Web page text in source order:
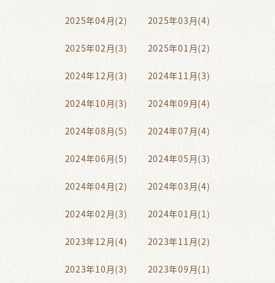
2025年04月(2) 2025年03月(4)
2025年02月(3) 2025年01月(2)
2024年12月(3) 2024年11月(3)
2024年10月(3) 2024年09月(4)
2024年08月(5) 2024年07月(4)
2024年06月(5) 2024年05月(3)
2024年04月(2) 2024年03月(4)
2024年02月(3) 2024年01月(1)
2023年12月(4) 2023年11月(2)
2023年10月(3) 2023年09月(1)